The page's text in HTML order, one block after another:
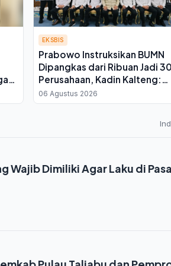
EKSBIS
Prabowo Instruksikan BUMN
Dipangkas dari Ribuan Jadi
Perusahaan, Kadin Kalteng:
Infrastruktur Kembali ke
06 Agustus 2026
Wajib Dimiliki Agar Laku di